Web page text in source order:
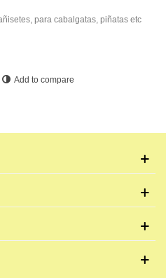
para cabalgatas, piñatas etc
Add to compare